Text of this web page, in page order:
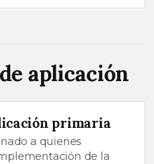
aplicación
primaria
a quienes
de la